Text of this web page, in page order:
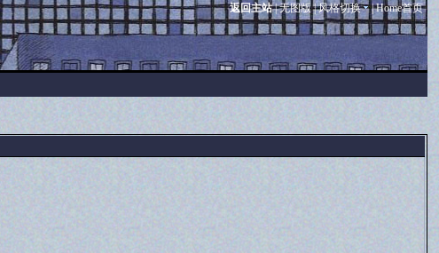
返回主站|无图版|风格切换 |Home首页